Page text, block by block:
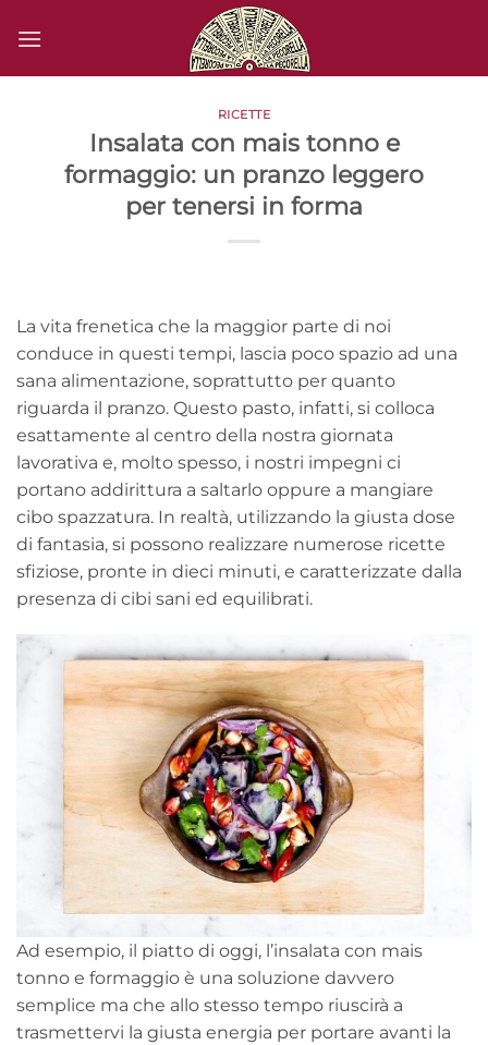
RICETTE
Insalata con mais tonno e
formaggio: un pranzo leggero
per tenersi in forma
La vita frenetica che la maggior parte di noi
conduce in questi tempi, lascia poco spazio ad una
sana alimentazione, soprattutto per quanto
riguarda il pranzo. Questo pasto, infatti, si colloca
esattamente al centro della nostra giornata
lavorativa e, molto spesso, i nostri impegni ci
portano addirittura a saltarlo oppure a mangiare
cibo spazzatura. In realtà, utilizzando la giusta dose
di fantasia, si possono realizzare numerose ricette
sfiziose, pronte in dieci minuti, e caratterizzate dalla
presenza di cibi sani ed equilibrati.
Ad esempio, il piatto di oggi, l’insalata con mais
tonno e formaggio è una soluzione davvero
semplice ma che allo stesso tempo riuscirà a
trasmettervi la giusta energia per portare avanti la